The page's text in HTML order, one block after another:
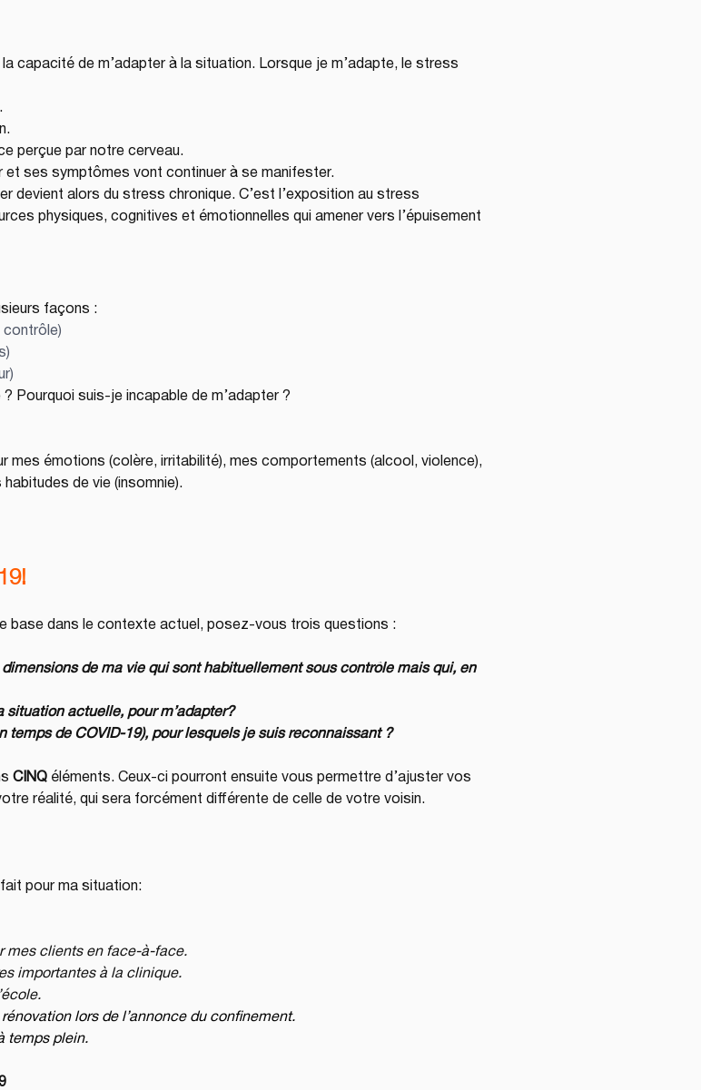
capacité de m’adapter à la situation. Lorsque je m’adapte, le stress
perçue par notre cerveau.
et ses symptômes vont continuer à se manifester.
devient alors du stress chronique. C’est l’exposition au stress
physiques, cognitives et émotionnelles qui amener vers l’épuisement
façons :
contrôle)
Pourquoi suis-je incapable de m’adapter ?
mes émotions (colère, irritabilité), mes comportements (alcool, violence),
de vie (insomnie).
base dans le contexte actuel, posez-vous trois questions :
de ma vie qui sont habituellement sous contrôle mais qui, en
situation actuelle, pour m’adapter?
de COVID-19), pour lesquels je suis reconnaissant ?
CINQ éléments. Ceux-ci pourront ensuite vous permettre d’ajuster vos
réalité, qui sera forcément différente de celle de votre voisin.
fait pour ma situation:
mes clients en face-à-face.
importantes à la clinique.
lors de l’annonce du confinement.
temps plein.